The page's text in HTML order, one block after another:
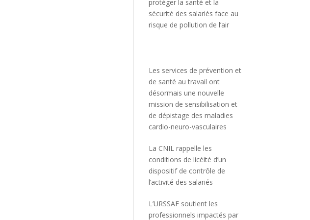
protéger la santé et la
sécurité des salariés face au
risque de pollution de l’air
Les services de prévention et
de santé au travail ont
désormais une nouvelle
mission de sensibilisation et
de dépistage des maladies
cardio-neuro-vasculaires
La CNIL rappelle les
conditions de licéité d’un
dispositif de contrôle de
l’activité des salariés
L’URSSAF soutient les
professionnels impactés par